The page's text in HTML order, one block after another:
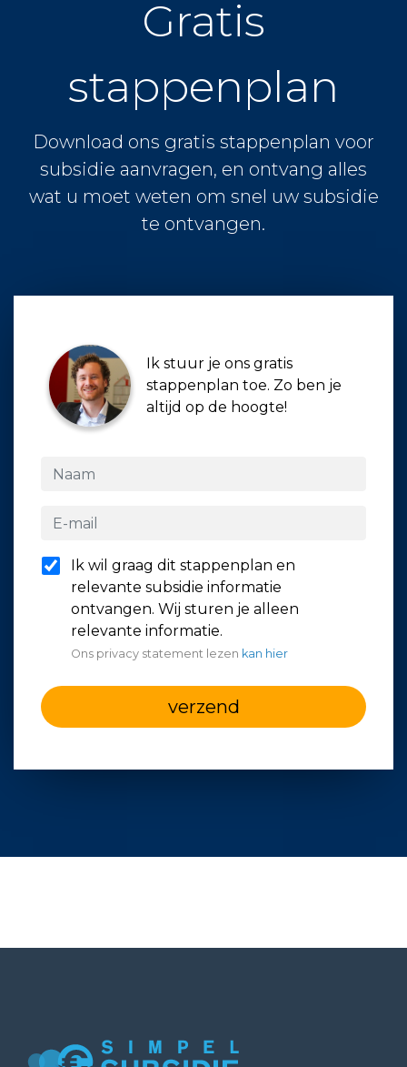
Gratis
stappenplan
Download ons gratis stappenplan voor
subsidie aanvragen, en ontvang alles
wat u moet weten om snel uw subsidie
te ontvangen.
Ik stuur je ons gratis
stappenplan toe. Zo ben je
altijd op de hoogte!
Ik wil graag dit stappenplan en
relevante subsidie informatie
ontvangen. Wij sturen je alleen
relevante informatie.
Ons privacy statement lezen kan hier
verzend